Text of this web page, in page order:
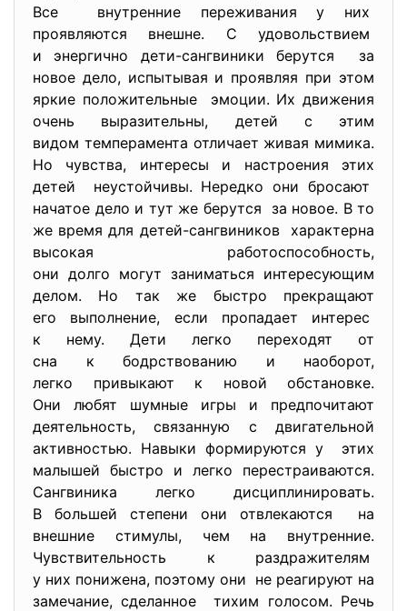
Все внутренние переживания у них
проявляются внешне. С удовольствием
и энергично дети-сангвиники берутся за
новое дело, испытывая и проявляя при этом
яркие положительные эмоции. Их движения
очень выразительны, детей с этим
видом темперамента отличает живая мимика.
Но чувства, интересы и настроения этих
детей неустойчивы. Нередко они бросают
начатое дело и тут же берутся за новое. В то
же время для детей-сангвиников характерна
высокая работоспособность,
они долго могут заниматься интересующим
делом. Но так же быстро прекращают
его выполнение, если пропадает интерес
к нему. Дети легко переходят от
сна к бодрствованию и наоборот,
легко привыкают к новой обстановке.
Они любят шумные игры и предпочитают
деятельность, связанную с двигательной
активностью. Навыки формируются у этих
малышей быстро и легко перестраиваются.
Сангвиника легко дисциплинировать.
В большей степени они отвлекаются на
внешние стимулы, чем на внутренние.
Чувствительность к раздражителям
у них понижена, поэтому они не реагируют на
замечание, сделанное тихим голосом. Речь